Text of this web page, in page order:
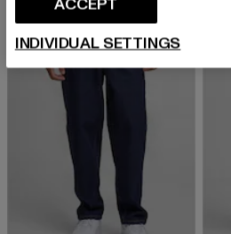
ACCEPT
INDIVIDUAL SETTINGS